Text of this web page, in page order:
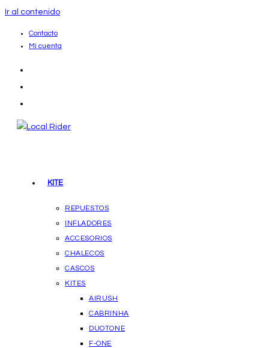
Ir al contenido
Contacto
Mi cuenta
KITE
REPUESTOS
INFLADORES
ACCESORIOS
CHALECOS
CASCOS
KITES
AIRUSH
CABRINHA
DUOTONE
F-ONE